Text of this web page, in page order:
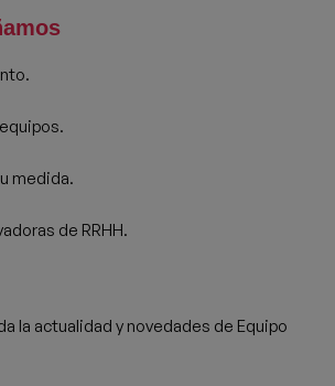
medida.
de RRHH.
la actualidad y novedades de Equipo